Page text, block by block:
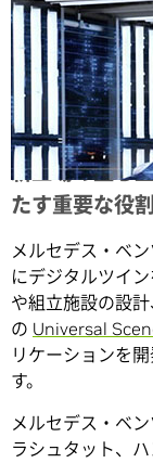
新工場の立ち
たす重要な役
メルセデス・ベン
にデジタルツイ
や組立施設の設
の Universal
リケーションを
す。
メルセデス・ベ
ラシュタット、